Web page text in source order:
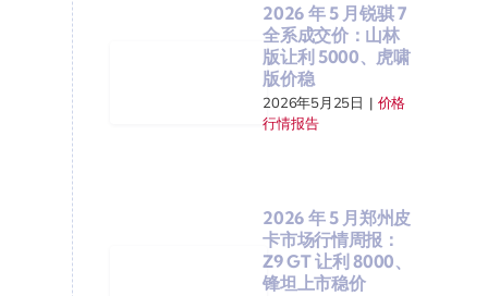
2026 年 5 月锐骐 7
全系成交价：山林
版让利 5000、虎啸
版价稳
2026年5月25日 | 价格
行情报告
2026 年 5 月郑州皮
卡市场行情周报：
Z9 GT 让利 8000、
锋坦上市稳价